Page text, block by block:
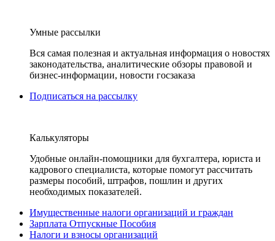
Умные рассылки
Вся самая полезная и актуальная информация о новостях
законодательства, аналитические обзоры правовой и
бизнес-информации, новости госзаказа
Подписаться на рассылку
Калькуляторы
Удобные онлайн-помощники для бухгалтера, юриста и
кадрового специалиста, которые помогут рассчитать
размеры пособий, штрафов, пошлин и других
необходимых показателей.
Имущественные налоги организаций и граждан
Зарплата Отпускные Пособия
Налоги и взносы организаций